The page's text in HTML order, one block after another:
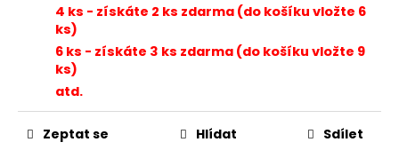
4 ks - získáte 2 ks zdarma (do košíku vložte 6
ks)
6 ks - získáte 3 ks zdarma (do košíku vložte 9
ks)
atd.
Zeptat se Hlídat Sdílet
Původně: